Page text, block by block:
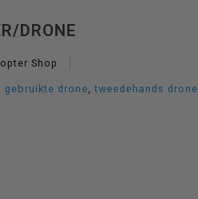
DRONE
Shop
gebruikte drone ,tweedehands drone